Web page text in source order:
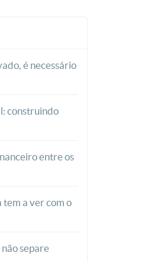
é necessário
construindo
entre os
a ver com o
separe